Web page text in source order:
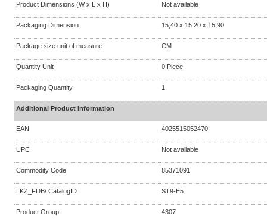
Product Dimensions (W x L x H) Not available
Packaging Dimension 15,40 x 15,20 x 15,90
Package size unit of measure CM
Quantity Unit 0 Piece
Packaging Quantity 1
Additional Product Information
EAN 4025515052470
UPC Not available
Commodity Code 85371091
LKZ_FDB/ CatalogID ST9-E5
Product Group 4307